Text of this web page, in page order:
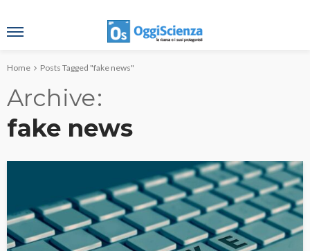
Home Posts Tagged "fake news"
Archive
fake news